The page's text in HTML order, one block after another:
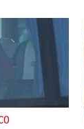
para o